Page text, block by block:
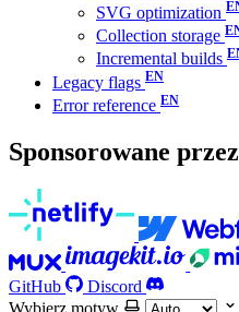
SVG optimization
Collection storage
Incremental builds
Legacy flags
Error reference
Sponsorowane przez
GitHub
Discord
Wybierz motyw